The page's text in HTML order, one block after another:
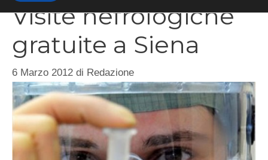
Visite nefrologiche
gratuite a Siena
6 Marzo 2012 di Redazione